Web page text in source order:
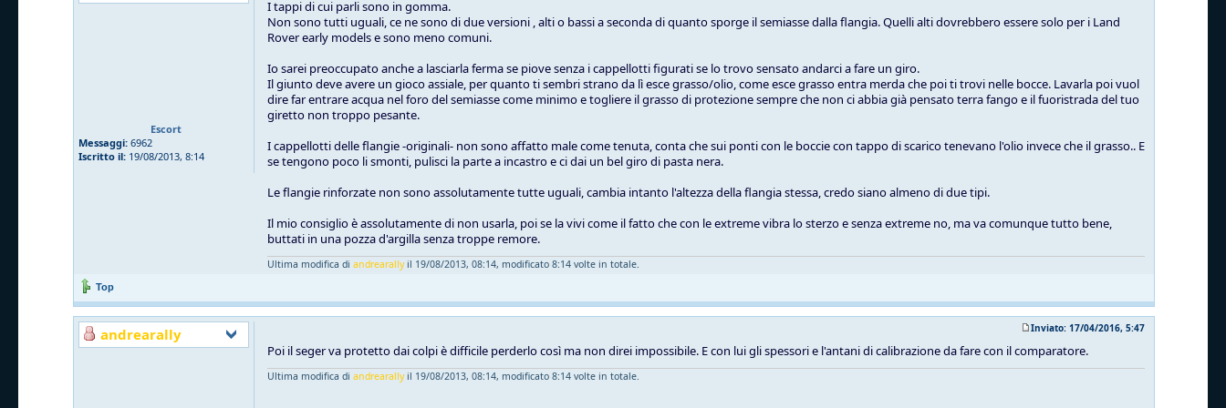
Escort
Messaggi: 6962
Iscritto il: 19/08/2013, 8:14
I tappi di cui parli sono in gomma.
Non sono tutti uguali, ce ne sono di due versioni , alti o bassi a seconda di quanto sporge il semiasse dalla flangia. Quelli alti dovrebbero essere solo per i Land
Rover early models e sono meno comuni.
Io sarei preoccupato anche a lasciarla ferma se piove senza i cappellotti figurati se lo trovo sensato andarci a fare un giro.
Il giunto deve avere un gioco assiale, per quanto ti sembri strano da lì esce grasso/olio, come esce grasso entra merda che poi ti trovi nelle bocce. Lavarla poi vuol
dire far entrare acqua nel foro del semiasse come minimo e togliere il grasso di protezione sempre che non ci abbia già pensato terra fango e il fuoristrada del tuo
giretto non troppo pesante.
I cappellotti delle flangie -originali- non sono affatto male come tenuta, conta che sui ponti con le boccie con tappo di scarico tenevano l'olio invece che il grasso.. E
se tengono poco li smonti, pulisci la parte a incastro e ci dai un bel giro di pasta nera.
Le flangie rinforzate non sono assolutamente tutte uguali, cambia intanto l'altezza della flangia stessa, credo siano almeno di due tipi.
Il mio consiglio è assolutamente di non usarla, poi se la vivi come il fatto che con le extreme vibra lo sterzo e senza extreme no, ma va comunque tutto bene,
buttati in una pozza d'argilla senza troppe remore.
Ultima modifica di andrearallyil 19/08/2013, 08:14, modificato 8:14 volte in totale.
Top
andrearally Inviato: 17/04/2016, 5:47
Poi il seger va protetto dai colpi è difficile perderlo così ma non direi impossibile. E con lui gli spessori e l'antani di calibrazione da fare con il comparatore.
Ultima modifica di andrearallyil 19/08/2013, 08:14, modificato 8:14 volte in totale.